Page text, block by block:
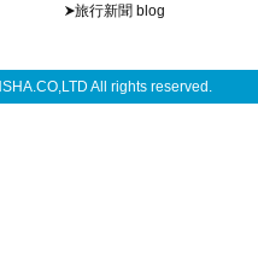
旅行新聞 blog
All rights reserved.